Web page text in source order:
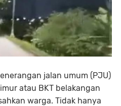
jalan umum (PJU)
atau BKT belakangan
warga. Tidak hanya